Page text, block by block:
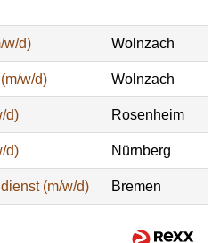
w/d) Wolnzach
w/d) Wolnzach
d) Rosenheim
d) Nürnberg
(m/w/d) Bremen